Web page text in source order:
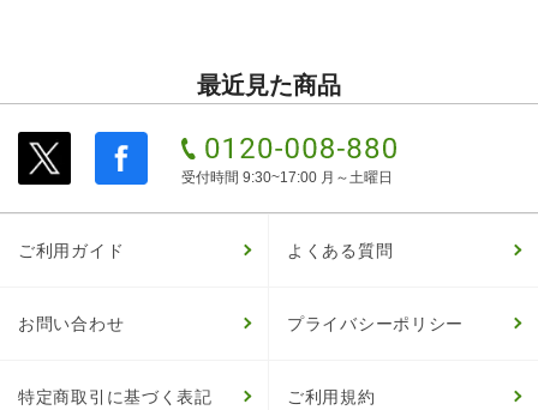
最近見た商品
受付時間 9:30~17:00 月～土曜日
ご利用ガイド よくある質問
お問い合わせ プライバシーポリシー
特定商取引に基づく表記 ご利用規約